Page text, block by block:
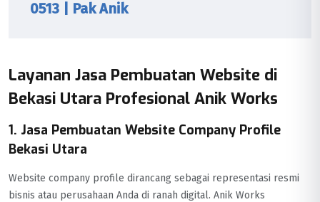
0513 | Pak Anik
Layanan Jasa Pembuatan Website di
Bekasi Utara Profesional Anik Works
1. Jasa Pembuatan Website Company Profile
Bekasi Utara
Website company profile dirancang sebagai representasi resmi
bisnis atau perusahaan Anda di ranah digital. Anik Works